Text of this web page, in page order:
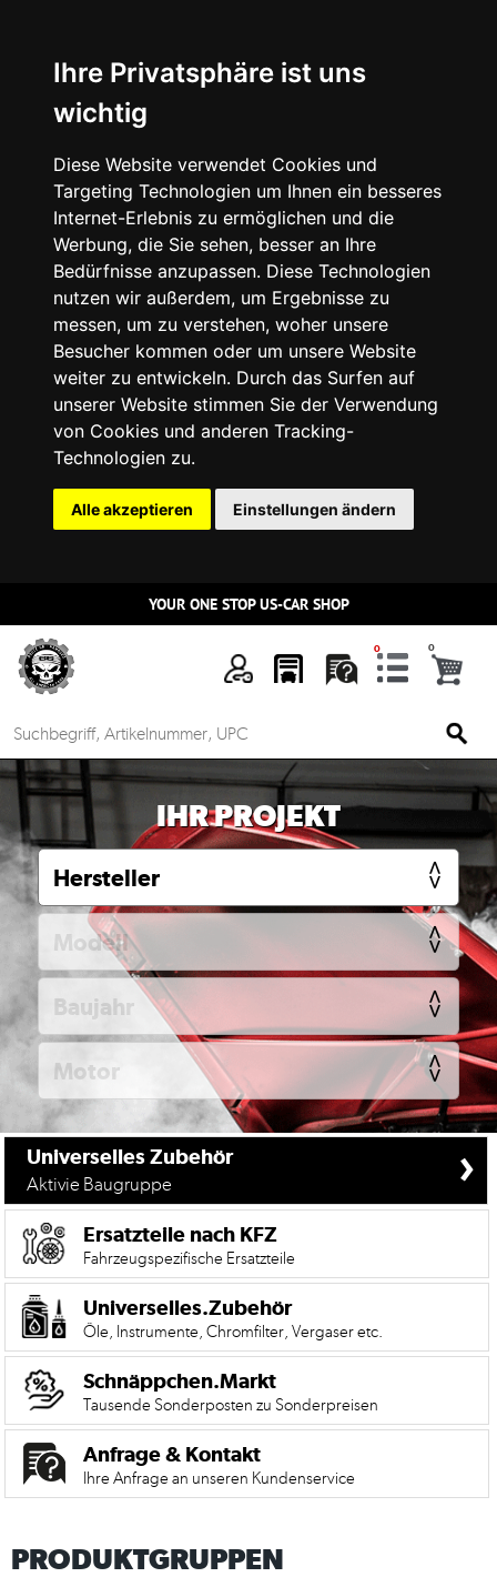
Ihre Privatsphäre ist uns
wichtig
Diese Website verwendet Cookies und
Targeting Technologien um Ihnen ein besseres
Internet-Erlebnis zu ermöglichen und die
Werbung, die Sie sehen, besser an Ihre
Bedürfnisse anzupassen. Diese Technologien
nutzen wir außerdem, um Ergebnisse zu
messen, um zu verstehen, woher unsere
Besucher kommen oder um unsere Website
weiter zu entwickeln. Durch das Surfen auf
unserer Website stimmen Sie der Verwendung
von Cookies und anderen Tracking-
Technologien zu.
Alle akzeptieren Einstellungen ändern
n
YOUR ONE STOP US-CAR SHOP
Mein
Account
Anmelden
Ersatzteilsuche
KFZ
Zubehör
Anfrage
&
Kontaktformular
Garage
Carport
Impressum
AGB
Zahlungsmöglichkeiten
Widerrufsbelehrung
Datenschutzerklärung
IHR PROJEKT
Universelles Zubehör
Aktivie Baugruppe ›
Ersatzteile nach KFZ
Fahrzeugspezifische Ersatzteile
Universelles.Zubehör
Öle, Instrumente, Chromfilter, Vergaser etc.
Schnäppchen.Markt
Tausende Sonderposten zu Sonderpreisen
Anfrage & Kontakt
Ihre Anfrage an unseren Kundenservice
PRODUKTGRUPPEN